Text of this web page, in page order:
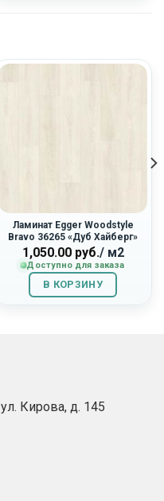
Ламинат Egger Woodstyle
Bravo 36265 «Дуб Хайберг»
1,050.00руб./ м2
Доступно для заказа
В КОРЗИНУ
Кирова, д. 145​